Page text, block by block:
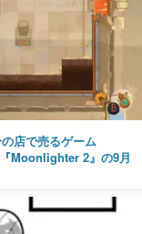
店で売るゲーム
Moonlighter 2』の9月